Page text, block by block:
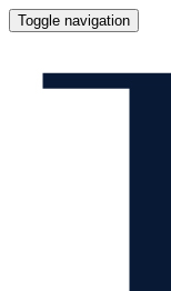
Toggle navigation